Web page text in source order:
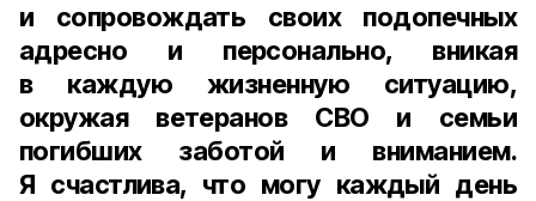
и сопровождать своих подопечных
адресно и персонально, вникая
в каждую жизненную ситуацию,
окружая ветеранов СВО и семьи
погибших заботой и вниманием.
Я счастлива, что могу каждый день